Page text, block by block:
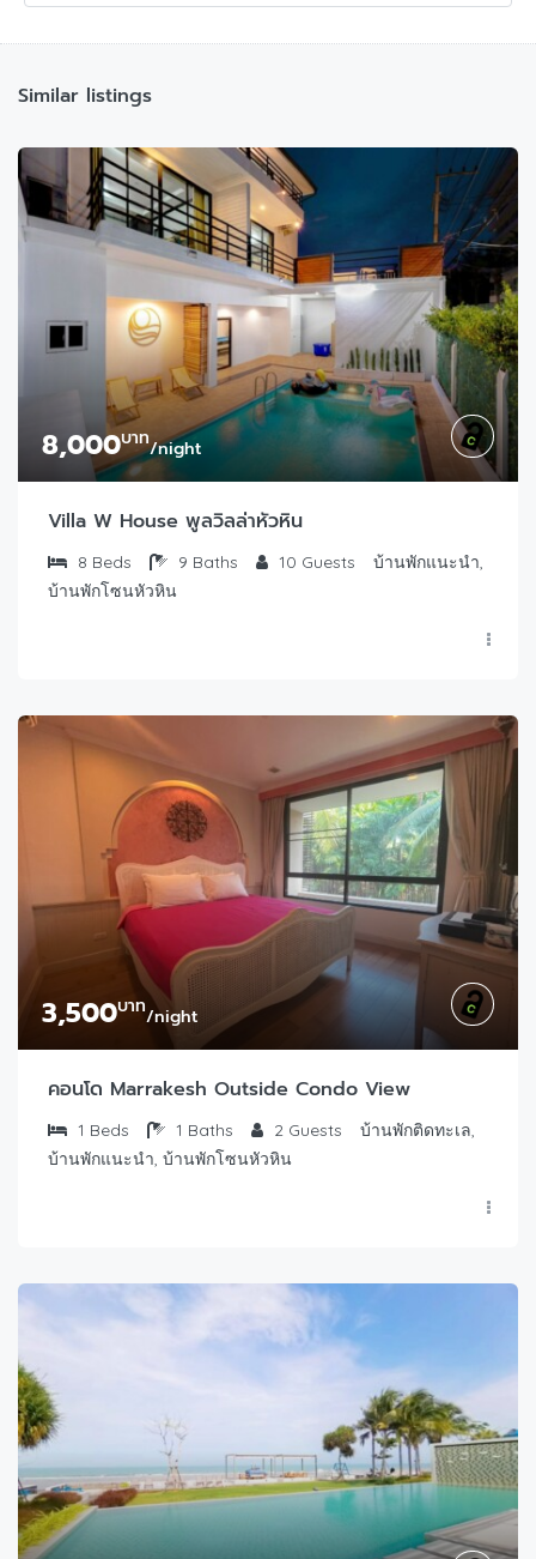
Similar listings
8,000บาท/night
Villa W House พูลวิลล่าหัวหิน
8 Beds 9 Baths 10 Guests
บ้านพักแนะนำ,
บ้านพักโซนหัวหิน
3,500บาท/night
คอนโด Marrakesh Outside Condo View
1 Beds 1 Baths 2 Guests
บ้านพักติดทะเล,
บ้านพักแนะนำ, บ้านพักโซนหัวหิน